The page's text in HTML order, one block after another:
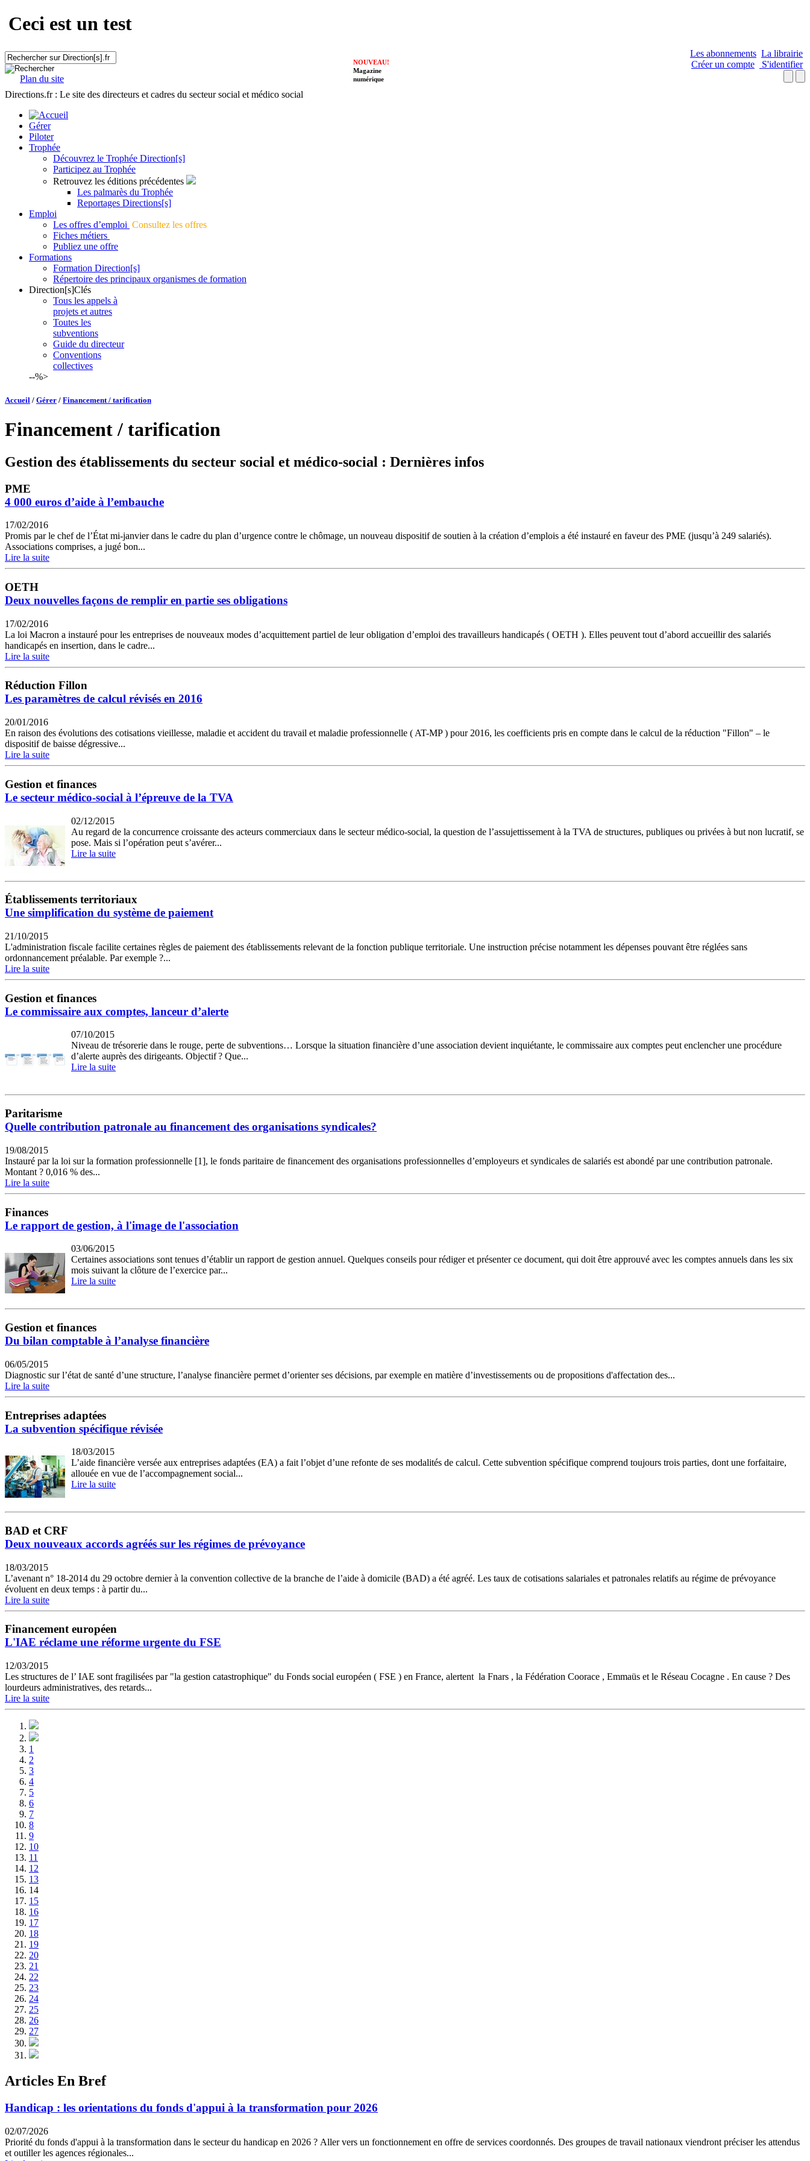
Ceci est un test
Plan du site
Les abonnements La librairie
Créer un compte
S'identifier
NOUVEAU!
Magazine
numérique
Directions.fr : Le site des directeurs et cadres du secteur social et médico social
Gérer
Piloter
Trophée
Découvrez le Trophée Direction[s]
Participez au Trophée
Retrouvez les éditions précédentes
Les palmarès du Trophée
Reportages Directions[s]
Emploi
Les offres d’emploi Consultez les offres
Fiches métiers
Publiez une offre
Formations
Formation Direction[s]
Répertoire des principaux organismes de formation
Direction[s]Clés
Tous les appels à
projets et autres
Toutes les
subventions
Guide du directeur
Conventions
collectives
--%>
Accueil / Gérer / Financement / tarification
Financement / tarification
Gestion des établissements du secteur social et médico-social : Dernières infos
PME
4 000 euros d’aide à l’embauche
17/02/2016
Promis par le chef de l’État mi-janvier dans le cadre du plan d’urgence contre le chômage, un nouveau dispositif de soutien à la création d’emplois a été instauré en faveur des PME (jusqu’à 249 salariés).
Associations comprises, a jugé bon...
Lire la suite
OETH
Deux nouvelles façons de remplir en partie ses obligations
17/02/2016
La loi Macron a instauré pour les entreprises de nouveaux modes d’acquittement partiel de leur obligation d’emploi des travailleurs handicapés ( OETH ). Elles peuvent tout d’abord accueillir des salariés
handicapés en insertion, dans le cadre...
Lire la suite
Réduction Fillon
Les paramètres de calcul révisés en 2016
20/01/2016
En raison des évolutions des cotisations vieillesse, maladie et accident du travail et maladie professionnelle ( AT-MP ) pour 2016, les coefficients pris en compte dans le calcul de la réduction "Fillon" – le
dispositif de baisse dégressive...
Lire la suite
Gestion et finances
Le secteur médico-social à l’épreuve de la TVA
02/12/2015
Au regard de la concurrence croissante des acteurs commerciaux dans le secteur médico-social, la question de l’assujettissement à la TVA de structures, publiques ou privées à but non lucratif, se
pose. Mais si l’opération peut s’avérer...
Lire la suite
Établissements territoriaux
Une simplification du système de paiement
21/10/2015
L'administration fiscale facilite certaines règles de paiement des établissements relevant de la fonction publique territoriale. Une instruction précise notamment les dépenses pouvant être réglées sans
ordonnancement préalable. Par exemple ?...
Lire la suite
Gestion et finances
Le commissaire aux comptes, lanceur d’alerte
07/10/2015
Niveau de trésorerie dans le rouge, perte de subventions… Lorsque la situation financière d’une association devient inquiétante, le commissaire aux comptes peut enclencher une procédure
d’alerte auprès des dirigeants. Objectif ? Que...
Lire la suite
Paritarisme
Quelle contribution patronale au financement des organisations syndicales?
19/08/2015
Instauré par la loi sur la formation professionnelle [1], le fonds paritaire de financement des organisations professionnelles d’employeurs et syndicales de salariés est abondé par une contribution patronale.
Montant ? 0,016 % des...
Lire la suite
Finances
Le rapport de gestion, à l'image de l'association
03/06/2015
Certaines associations sont tenues d’établir un rapport de gestion annuel. Quelques conseils pour rédiger et présenter ce document, qui doit être approuvé avec les comptes annuels dans les six
mois suivant la clôture de l’exercice par...
Lire la suite
Gestion et finances
Du bilan comptable à l’analyse financière
06/05/2015
Diagnostic sur l’état de santé d’une structure, l’analyse financière permet d’orienter ses décisions, par exemple en matière d’investissements ou de propositions d'affectation des...
Lire la suite
Entreprises adaptées
La subvention spécifique révisée
18/03/2015
L’aide financière versée aux entreprises adaptées (EA) a fait l’objet d’une refonte de ses modalités de calcul. Cette subvention spécifique comprend toujours trois parties, dont une forfaitaire,
allouée en vue de l’accompagnement social...
Lire la suite
BAD et CRF
Deux nouveaux accords agréés sur les régimes de prévoyance
18/03/2015
L’avenant n° 18-2014 du 29 octobre dernier à la convention collective de la branche de l’aide à domicile (BAD) a été agréé. Les taux de cotisations salariales et patronales relatifs au régime de prévoyance
évoluent en deux temps : à partir du...
Lire la suite
Financement européen
L'IAE réclame une réforme urgente du FSE
12/03/2015
Les structures de l’ IAE sont fragilisées par "la gestion catastrophique" du Fonds social européen ( FSE ) en France, alertent la Fnars , la Fédération Coorace , Emmaüs et le Réseau Cocagne . En cause ? Des
lourdeurs administratives, des retards...
Lire la suite
1
2
3
4
5
6
7
8
9
10
11
12
13
14
15
16
17
18
19
20
21
22
23
24
25
26
27
Articles En Bref
Handicap : les orientations du fonds d'appui à la transformation pour 2026
02/07/2026
Priorité du fonds d'appui à la transformation dans le secteur du handicap en 2026 ? Aller vers un fonctionnement en offre de services coordonnés. Des groupes de travail nationaux viendront préciser les attendus
et outiller les agences régionales...